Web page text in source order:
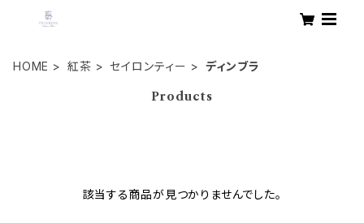
HOME 紅茶 セイロンティー ディンブラ
Products
該当する商品が見つかりませんでした。